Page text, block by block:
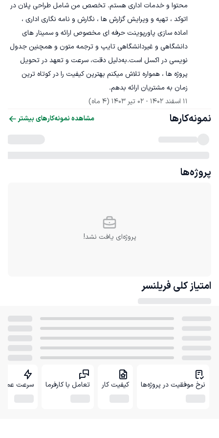
محتوا و خدمات اداری هستم. تخصص من شامل طراحی پلان در
اتوکد ، تهیه و ویرایش گزارش ها ، نگارش و نامه نگاری اداری ،
اماده سازی پاورپوینت حرفه ای مخصوص ارائه و سمینار های
دانشگاهی و غیردانشگاهی تایپ و ترجمه متون و همچنین جدول
نویسی در اکسل است.به‌دلیل دقت، سرعت و تعهد در تحویل
پروژه ها ، همواره تلاش میکنم بهترین کیفیت را در کوتاه ترین
زمان به مشتریان ارائه بدهم.
11 اسفند 1402
- 02 تیر 1403 (4 ماه)
نمونه‌کارها مشاهده نمونه‌کارهای بیشتر
پروژه‌ها
پروژه‌ای یافت نشد!
امتیاز کلی فریلنسر
نرخ موفقیت در پروژه‌ها کیفیت کار تعامل با کارفرما سرعت عمل